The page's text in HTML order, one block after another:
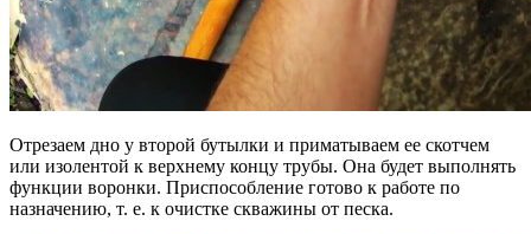
Отрезаем дно у второй бутылки и приматываем ее скотчем
или изолентой к верхнему концу трубы. Она будет выполнять
функции воронки. Приспособление готово к работе по
назначению, т. е. к очистке скважины от песка.